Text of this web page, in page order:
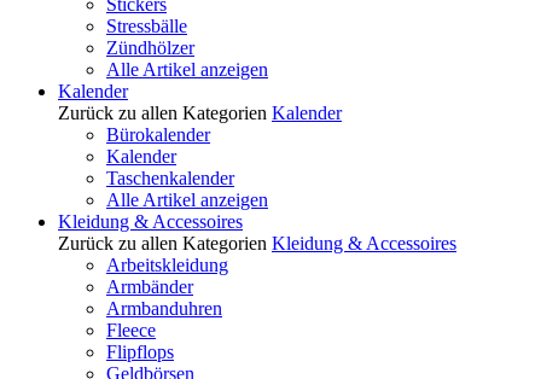
Stickers
Stressbälle
Zündhölzer
Alle Artikel anzeigen
Kalender
Zurück zu allen Kategorien Kalender
Bürokalender
Kalender
Taschenkalender
Alle Artikel anzeigen
Kleidung & Accessoires
Zurück zu allen Kategorien Kleidung & Accessoires
Arbeitskleidung
Armbänder
Armbanduhren
Fleece
Flipflops
Geldbörsen